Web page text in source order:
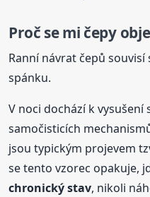
Proč se mi čepy
Ranní návrat čepů
spánku.
V noci dochází k vysušení
samočisticích
jsou typickým projevem
se tento vzorec opakuje,
chronický stav, nikoli